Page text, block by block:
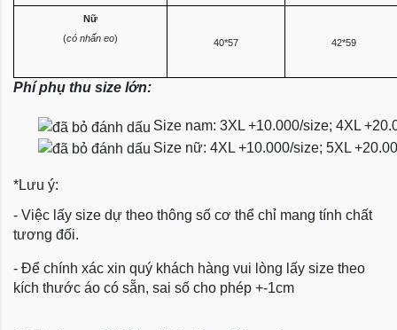
Nữ
40*57 42*59
(có nhấn eo)
Phí phụ thu size lớn:
Size nam: 3XL +10.000/size; 4XL
Size nữ: 4XL +10.000/size; 5XL
*Lưu ý:
- Việc lấy size dự theo thông số cơ thể chỉ mang tính chất
tương đối.
- Để chính xác xin quý khách hàng vui lòng lấy size theo
kích thước áo có sẵn, sai số cho phép +-1cm